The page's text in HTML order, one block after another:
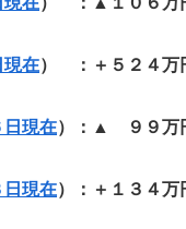
現在） ：＋５２４万
日現在）：▲ ９９万
日現在）：＋１３４万